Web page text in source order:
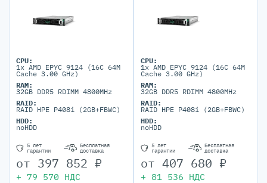
CPU:
1x AMD EPYC 9124 (16C 64M
Cache 3.00 GHz)
RAM:
32GB DDR5 RDIMM 4800MHz
RAID:
RAID HPE P408i (2GB+FBWC)
HDD:
noHDD
5 лет
гарантии
Бесплатная
доставка
от 397 852 ₽
+ 79 570 НДС
CPU:
1x AMD EPYC 9124 (16C 64M
Cache 3.00 GHz)
RAM:
32GB DDR5 RDIMM 4800MHz
RAID:
RAID HPE P408i (2GB+FBWC)
HDD:
noHDD
5 лет
гарантии
Бесплатная
доставка
от 407 680 ₽
+ 81 536 НДС